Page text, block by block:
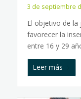
3 de septiembre
El objetivo de la
favorecer la
entre 16 y 29
Leer más